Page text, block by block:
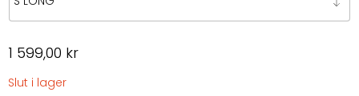
1 599,00 kr
Slut i lager